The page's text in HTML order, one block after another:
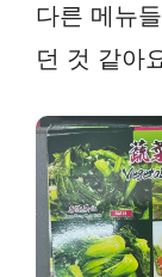
다른 메뉴
던 것 같아